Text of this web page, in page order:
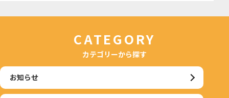
CATEGORY
カテゴリーから探す
お知らせ